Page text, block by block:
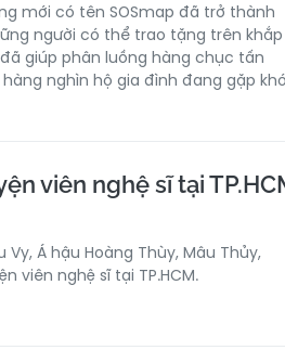
mới có tên SOSmap đã trở thành
người có thể trao tặng trên khắp
giúp phân luồng hàng chục tấn
nghìn hộ gia đình đang gặp khó
viên nghệ sĩ tại
Vy, Á hậu Hoàng Thùy, Mâu Thủy,
viên nghệ sĩ tại TP.HCM.